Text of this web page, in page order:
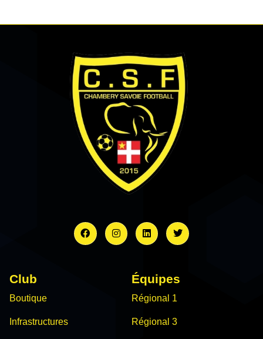
Club
Boutique
Infrastructures
Équipes
Régional 1
Régional 3